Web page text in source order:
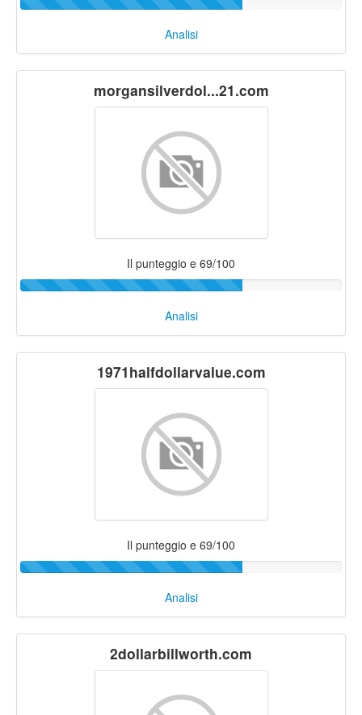
Analisi
morgansilverdol...21.com
Il punteggio e 69/100
Analisi
1971halfdollarvalue.com
Il punteggio e 69/100
Analisi
2dollarbillworth.com